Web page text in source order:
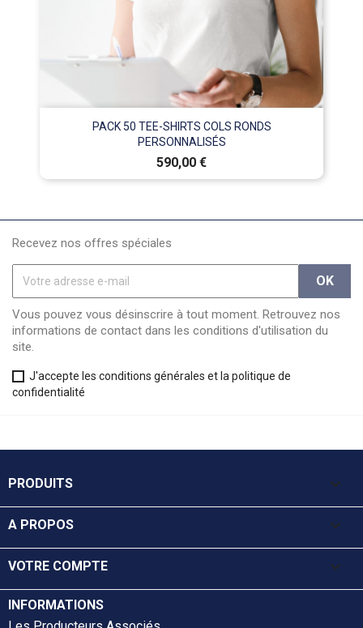
PACK 50 TEE-SHIRTS COLS RONDS
PERSONNALISÉS
Prix
590,00 €
Recevez nos offres spéciales
Vous pouvez vous désinscrire à tout moment. Retrouvez nos
informations de contact dans les conditions d'utilisation du
site.
J'accepte les conditions générales et la politique de
confidentialité
PRODUITS 
A PROPOS 
VOTRE COMPTE 
INFORMATIONS